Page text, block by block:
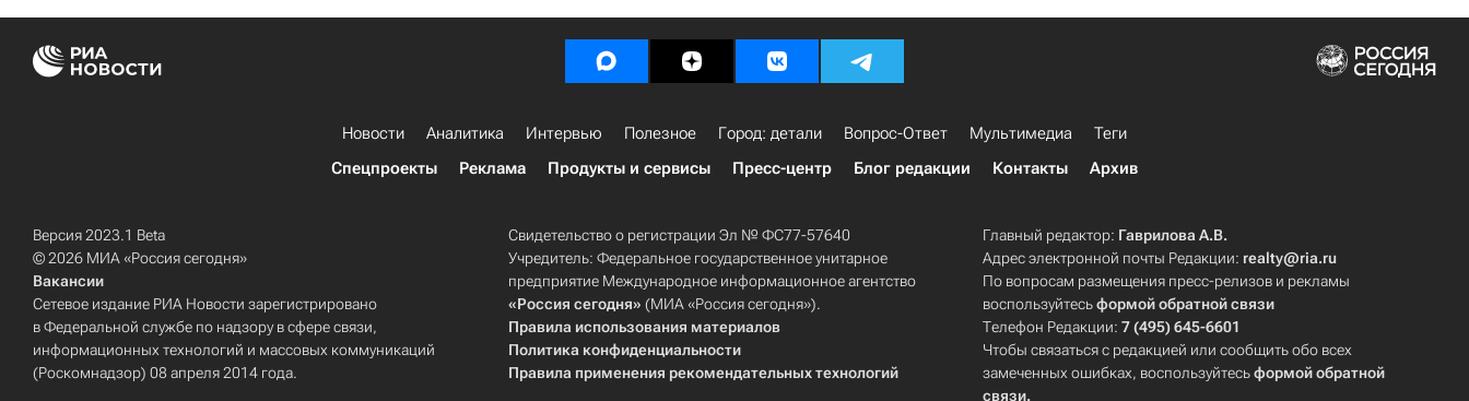
Новости Аналитика Интервью Полезное Город: детали Вопрос-Ответ Мультимедиа
Теги
Спецпроекты
Реклама Продукты и сервисы Пресс-центр Блог редакции Контакты Архив
Версия 2023.1 Beta
© 2026 МИА «Россия сегодня»
Вакансии
Сетевое издание РИА Новости зарегистрировано
в Федеральной службе по надзору в сфере связи,
информационных технологий и массовых коммуникаций
(Роскомнадзор) 08 апреля 2014 года.
Свидетельство о регистрации Эл № ФС77-57640
Учредитель: Федеральное государственное унитарное
предприятие Международное информационное агентство
«Россия сегодня» (МИА «Россия сегодня»).
Правила использования материалов
Политика конфиденциальности
Правила применения рекомендательных технологий
Главный редактор: Гаврилова А.В.
Адрес электронной почты Редакции: realty@ria.ru
По вопросам размещения пресс-релизов и рекламы
воспользуйтесьформой обратной связи
Телефон Редакции:7 (495) 645-6601
Чтобы связаться с редакцией или сообщить обо всех
замеченных ошибках, воспользуйтесьформой обратной
связи.